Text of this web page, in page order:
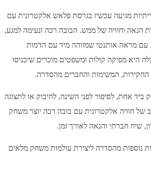
מגיעה עכשיו בגרסת פלאש אלקטרונית עם
הנאה וחוויה של ממש. הבובה רכה ונעימה למגע,
עם מראה אותנטי שמזוהה מיד עם הדמות
קלה היא מפיקה קולות ומשפטים מוכרים שיכניסו
החקירות, המשימות והחברים מהסדרה.
אחת, לסיפור לפני השינה, לחיבוק או לתצוגה
של חוויה אלקטרונית עם בובה רכה יוצר משחק
שיח חברתי והנאה לאורך זמן.
נוספות מהסדרה ליצירת עולמות משחק מלאים